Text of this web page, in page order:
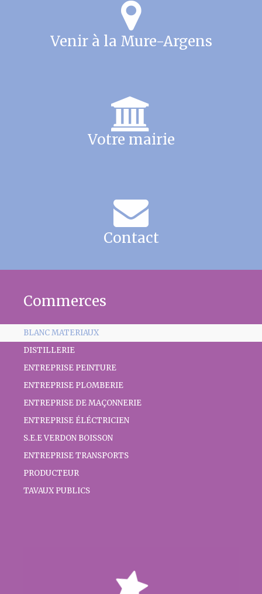
Venir à la Mure-Argens
Votre mairie
Contact
Commerces
BLANC MATERIAUX
DISTILLERIE
ENTREPRISE PEINTURE
ENTREPRISE PLOMBERIE
ENTREPRISE DE MAÇONNERIE
ENTREPRISE ÉLÉCTRICIEN
S.E.E VERDON BOISSON
ENTREPRISE TRANSPORTS
PRODUCTEUR
TAVAUX PUBLICS